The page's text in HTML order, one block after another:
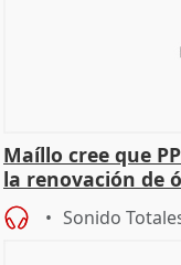
Maíllo cree que
la renovación de
Sonido